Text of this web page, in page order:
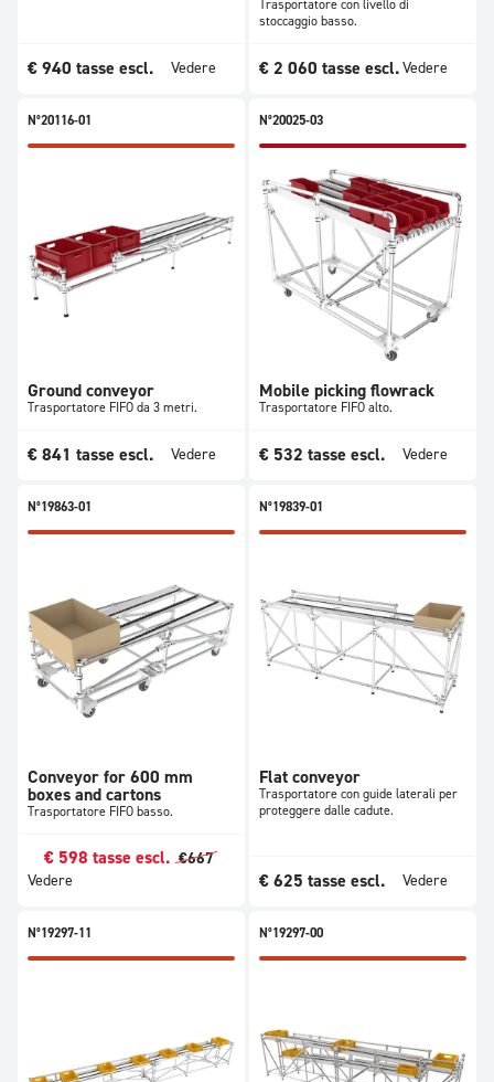
€ 940 tasse escl. Vedere
Trasportatore con livello di
stoccaggio basso.
€ 2 060 tasse escl.Vedere
N°20116-01
Ground conveyor
Trasportatore FIFO da 3 metri.
€ 841 tasse escl. Vedere
N°20025-03
Mobile picking flowrack
Trasportatore FIFO alto.
€ 532 tasse escl. Vedere
N°19863-01
Conveyor for 600 mm
boxes and cartons
Trasportatore FIFO basso.
€ 598 tasse escl. €667
Vedere
N°19839-01
Flat conveyor
Trasportatore con guide laterali per
proteggere dalle cadute.
€ 625 tasse escl. Vedere
N°19297-11 N°19297-00